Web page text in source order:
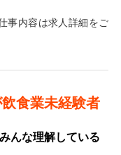
事内容は求人詳細をご
食業未経験者
んな理解している